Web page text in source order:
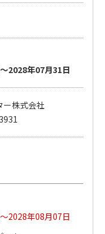
ト
八角形ステンレスマ
2028年07月31日
ー株式会社
2028年08月07日